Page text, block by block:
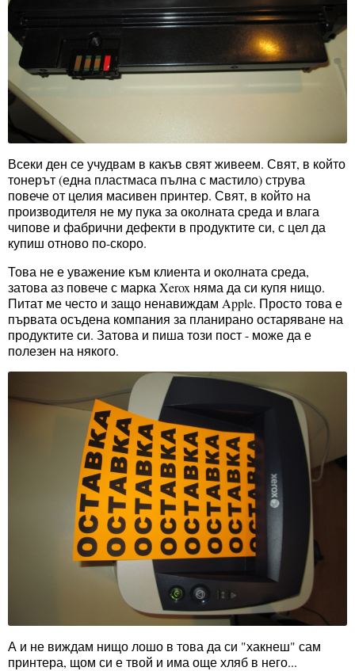
Всеки ден се учудвам в какъв свят живеем. Свят, в който
тонерът (една пластмаса пълна с мастило) струва
повече от целия масивен принтер. Свят, в който на
производителя не му пука за околната среда и влага
чипове и фабрични дефекти в продуктите си, с цел да
купиш отново по-скоро.
Това не е уважение към клиента и околната среда,
затова аз повече с марка Xerox няма да си купя нищо.
Питат ме често и защо ненавиждам Apple. Просто това е
първата осъдена компания за планирано остаряване на
продуктите си. Затова и пиша този пост - може да е
полезен на някого.
А и не виждам нищо лошо в това да си "хакнеш" сам
принтера, щом си е твой и има още хляб в него...